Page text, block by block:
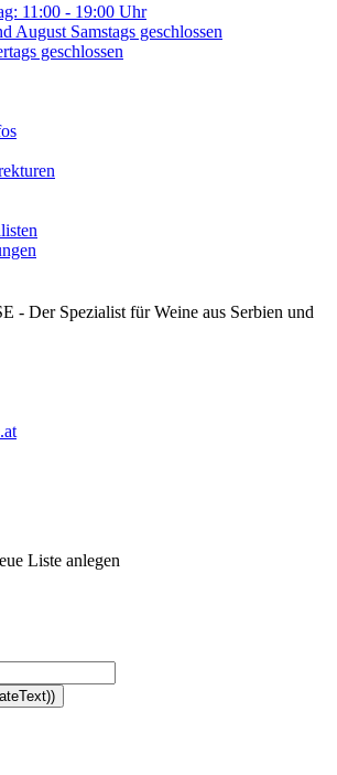
11:00 - 19:00 Uhr
August Samstags geschlossen
geschlossen
- Der Spezialist für Weine aus Serbien und
Liste anlegen